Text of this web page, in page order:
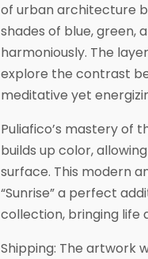
of urban architecture
shades of blue, green,
harmoniously. The
explore the contrast
meditative yet
Puliafico’s mastery of
builds up color,
surface. This modern
“Sunrise” a perfect
collection, bringing life
Shipping: The artwork